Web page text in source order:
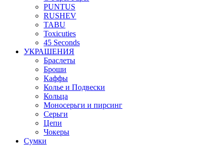
PUNTUS
RUSHEV
TABU
Toxicuties
45 Seconds
УКРАШЕНИЯ
Браслеты
Броши
Каффы
Колье и Подвески
Кольца
Моносерьги и пирсинг
Серьги
Цепи
Чокеры
Сумки